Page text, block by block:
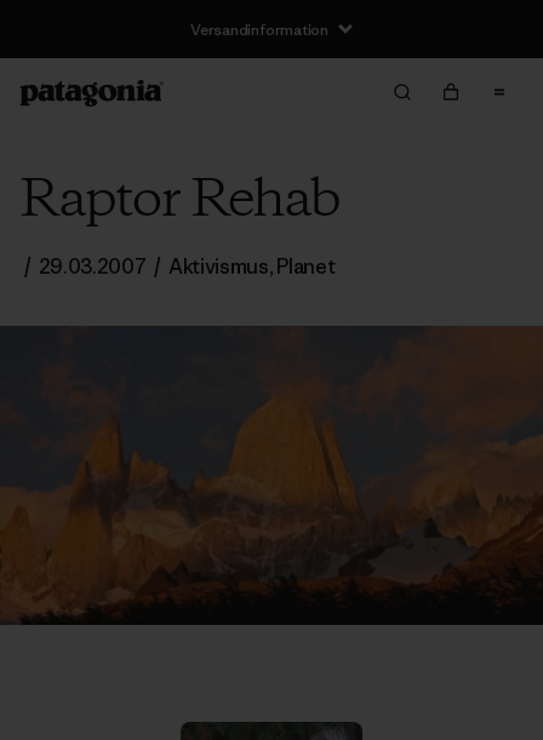
Versandinformation
Raptor Rehab
/ 29.03.2007 / Aktivismus,Planet